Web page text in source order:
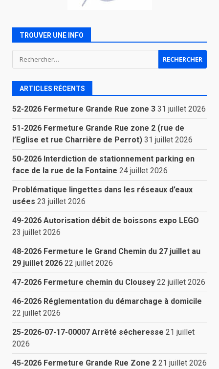
TROUVER UNE INFO
Rechercher :
ARTICLES RÉCENTS
52-2026 Fermeture Grande Rue zone 3 31 juillet 2026
51-2026 Fermeture Grande Rue zone 2 (rue de
l’Eglise et rue Charrière de Perrot) 31 juillet 2026
50-2026 Interdiction de stationnement parking en
face de la rue de la Fontaine 24 juillet 2026
Problématique lingettes dans les réseaux d’eaux
usées 23 juillet 2026
49-2026 Autorisation débit de boissons expo LEGO
23 juillet 2026
48-2026 Fermeture le Grand Chemin du 27 juillet au
29 juillet 2026 22 juillet 2026
47-2026 Fermeture chemin du Clousey 22 juillet 2026
46-2026 Réglementation du démarchage à domicile
22 juillet 2026
25-2026-07-17-00007 Arrêté sécheresse 21 juillet
2026
45-2026 Fermeture Grande Rue Zone 2 21 juillet 2026